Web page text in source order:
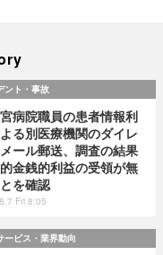
ント・事故
病院職員の患者情報利
る別医療機関のダイレ
ール郵送、調査の結果
金銭的利益の受領が無
を確認
Fri 8:05
ービス・業界動向